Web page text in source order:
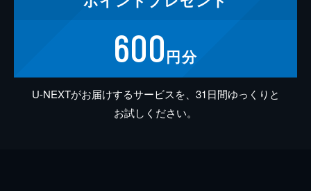
600円分
U-NEXTがお届けするサービスを、31日間ゆっくりと
お試しください。